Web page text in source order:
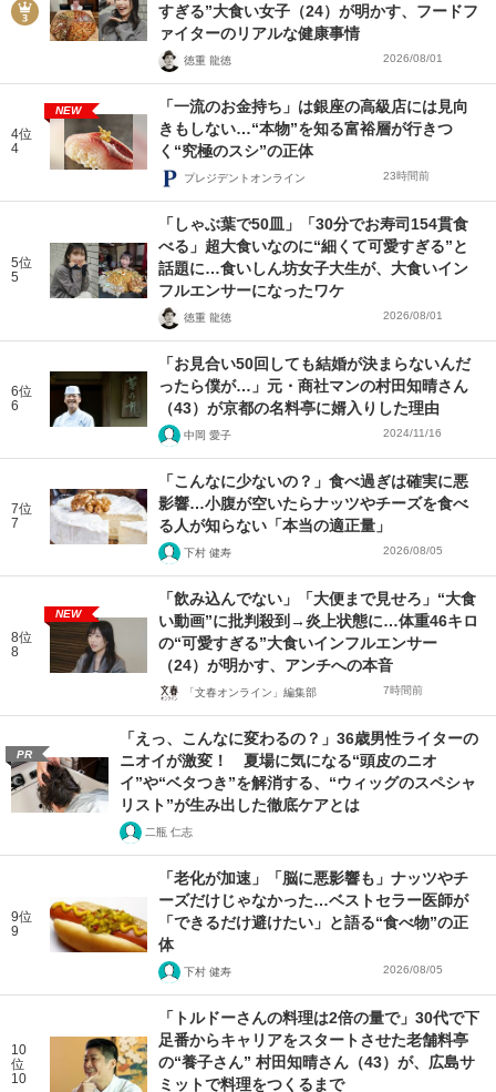
すぎる”大食い女子（24）が明かす、フードフ
ァイターのリアルな健康事情
徳重 龍徳 2026/08/01
4位
4
NEW
「一流のお金持ち」は銀座の高級店には見向
きもしない…“本物”を知る富裕層が行きつ
く“究極のスシ”の正体
プレジデントオンライン 23時間前
5位
5
「しゃぶ葉で50皿」「30分でお寿司154貫食
べる」超大食いなのに“細くて可愛すぎる”と
話題に…食いしん坊女子大生が、大食いイン
フルエンサーになったワケ
徳重 龍徳 2026/08/01
6位
6
「お見合い50回しても結婚が決まらないんだ
ったら僕が…」元・商社マンの村田知晴さん
（43）が京都の名料亭に婿入りした理由
中岡 愛子 2024/11/16
7位
7
「こんなに少ないの？」食べ過ぎは確実に悪
影響…小腹が空いたらナッツやチーズを食べ
る人が知らない「本当の適正量」
下村 健寿 2026/08/05
8位
8
NEW
「飲み込んでない」「大便まで見せろ」“大食
い動画”に批判殺到→炎上状態に…体重46キロ
の“可愛すぎる”大食いインフルエンサー
（24）が明かす、アンチへの本音
「文春オンライン」編集部 7時間前
PR
「えっ、こんなに変わるの？」36歳男性ライターの
ニオイが激変！ 夏場に気になる“頭皮のニオ
イ”や“ベタつき”を解消する、“ウィッグのスペシャ
リスト”が生み出した徹底ケアとは
二瓶 仁志
9位
9
「老化が加速」「脳に悪影響も」ナッツやチ
ーズだけじゃなかった…ベストセラー医師が
「できるだけ避けたい」と語る“食べ物”の正
体
下村 健寿 2026/08/05
10
位
10
「トルドーさんの料理は2倍の量で」30代で下
足番からキャリアをスタートさせた老舗料亭
の“養子さん” 村田知晴さん（43）が、広島サ
ミットで料理をつくるまで